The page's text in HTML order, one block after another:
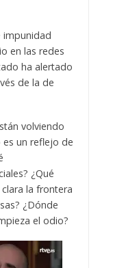
impunidad
en las redes
ha alertado
de la de
volviendo
es un reflejo de
¿Qué
la frontera
¿Dónde
el odio?